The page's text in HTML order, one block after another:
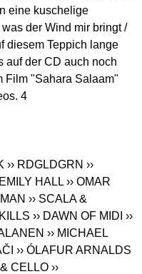
eine kuschelige
der Wind mir bringt /
diesem Teppich lange
auf der CD auch noch
Film "Sahara Salaam"
4
›› RDGLDGRN ››
EMILY HALL ›› OMAR
›› SCALA &
›› DAWN OF MIDI ››
›› MICHAEL
›› ÓLAFUR ARNALDS
CELLO ››